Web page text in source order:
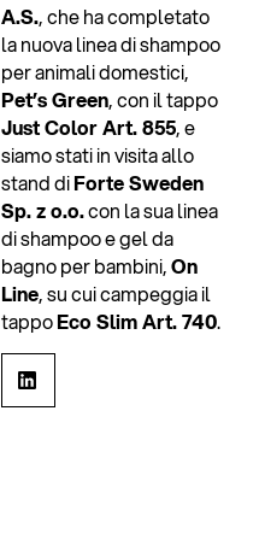
A.S., che ha completato
la nuova linea di shampoo
per animali domestici,
Pet’s Green, con il tappo
Just Color Art. 855, e
siamo stati in visita allo
stand diForte Sweden
Sp. z o.o.con la sua linea
di shampoo e gel da
bagno per bambini,On
Line, su cui campeggia il
tappoEco Slim Art. 740.